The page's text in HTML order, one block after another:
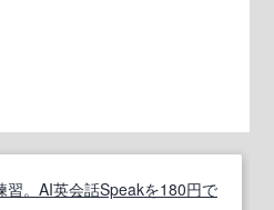
習。AI英会話Speakを180円で